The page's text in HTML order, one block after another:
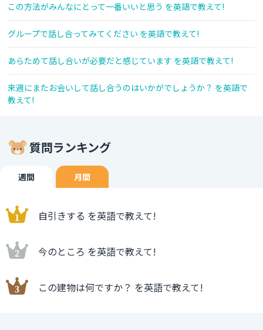
この方法がみんなにとって一番いいと思う を英語で教えて!
グループで話し合ってみてください を英語で教えて!
あらためて話し合いが必要だと感じています を英語で教えて!
来週にまたお会いして話し合うのはいかがでしょうか？ を英語で
教えて!
質問ランキング
週間 月間
自引きする を英語で教えて!
今のところ を英語で教えて!
この建物は何ですか？ を英語で教えて!